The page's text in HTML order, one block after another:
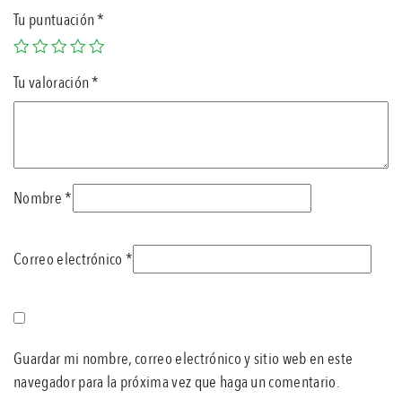
Tu puntuación*
Tu valoración*
Nombre*
Correo electrónico*
Guardar mi nombre, correo electrónico y sitio web en este
navegador para la próxima vez que haga un comentario.